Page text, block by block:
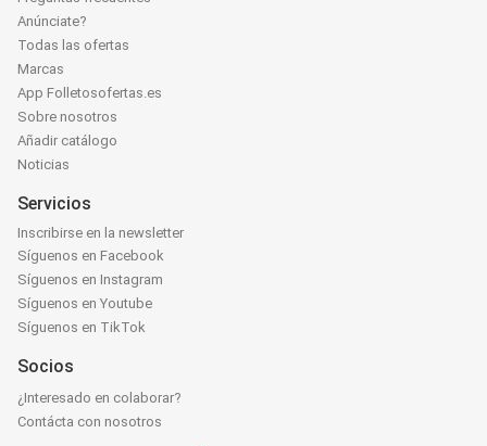
Anúnciate?
Todas las ofertas
Marcas
App Folletosofertas.es
Sobre nosotros
Añadir catálogo
Noticias
Servicios
Inscribirse en la newsletter
Síguenos en Facebook
Síguenos en Instagram
Síguenos en Youtube
Síguenos en TikTok
Socios
¿Interesado en colaborar?
Contácta con nosotros